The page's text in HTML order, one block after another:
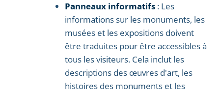
Panneaux informatifs : Les
informations sur les monuments, les
musées et les expositions doivent
être traduites pour être accessibles à
tous les visiteurs. Cela inclut les
descriptions des œuvres d'art, les
histoires des monuments et les